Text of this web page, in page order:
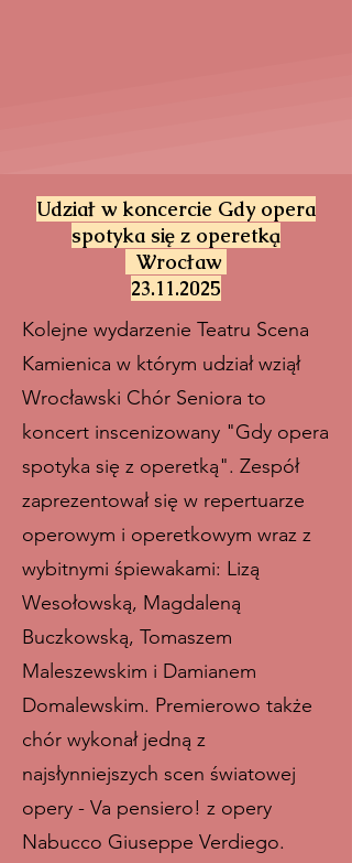
Udział w koncercie Gdy opera
spotyka się z operetką
Wrocław
23.11.2025
Kolejne wydarzenie Teatru Scena
Kamienica w którym udział wziął
Wrocławski Chór Seniora to
koncert inscenizowany "Gdy opera
spotyka się z operetką". Zespół
zaprezentował się w repertuarze
operowym i operetkowym wraz z
wybitnymi śpiewakami: Lizą
Wesołowską, Magdaleną
Buczkowską, Tomaszem
Maleszewskim i Damianem
Domalewskim. Premierowo także
chór wykonał jedną z
najsłynniejszych scen światowej
opery - Va pensiero! z opery
Nabucco Giuseppe Verdiego.